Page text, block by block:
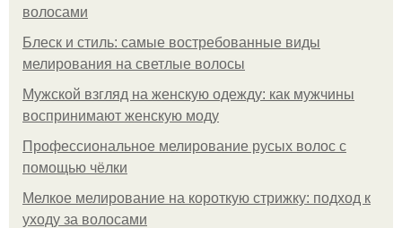
волосами
Блеск и стиль: самые востребованные виды
мелирования на светлые волосы
Мужской взгляд на женскую одежду: как мужчины
воспринимают женскую моду
Профессиональное мелирование русых волос с
помощью чёлки
Мелкое мелирование на короткую стрижку: подход к
уходу за волосами